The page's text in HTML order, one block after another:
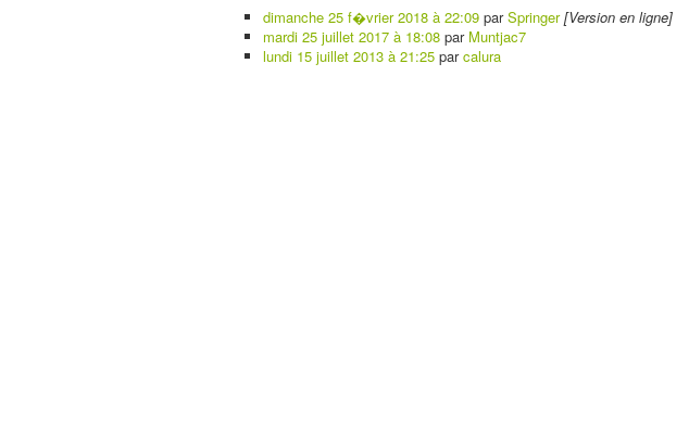
dimanche 25 f�vrier 2018 à 22:09 parSpringer [Version en ligne]
mardi 25 juillet 2017 à 18:08 par Muntjac7
lundi 15 juillet 2013 à 21:25 parcalura